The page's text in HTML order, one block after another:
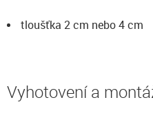
tloušťka 2 cm nebo 4 cm
Vyhotovení a